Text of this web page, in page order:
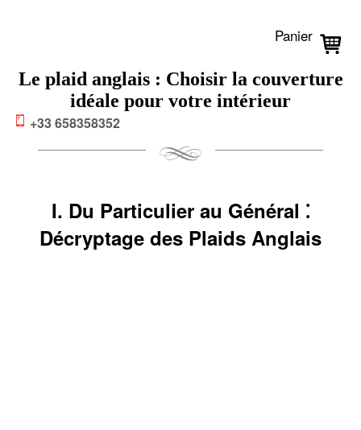
+33 658358352
Panier
Le plaid anglais : Choisir la couverture
idéale pour votre intérieur
I. Du Particulier au Général ⁚
Décryptage des Plaids Anglais